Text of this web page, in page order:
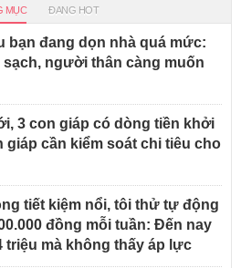
MỤC ĐANG HOT
bạn đang dọn nhà quá mức:
sạch, người thân càng muốn
3 con giáp có dòng tiền khởi
giáp cần kiểm soát chi tiêu cho
tiết kiệm nổi, tôi thử tự động
đồng mỗi tuần: Đến nay
triệu mà không thấy áp lực